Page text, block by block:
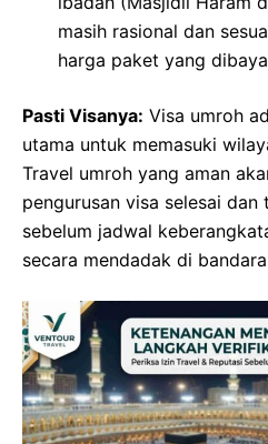
masih rasional dan
harga paket yang
Pasti Visanya: Visa umroh
utama untuk memasuki
Travel umroh yang aman
pengurusan visa selesai
sebelum jadwal
secara mendadak di